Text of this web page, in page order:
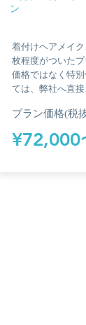
ン
着付けヘアメイ
枚程度がついた
価格ではなく特
ては、弊社へ直
プラン価格(税
¥72,000